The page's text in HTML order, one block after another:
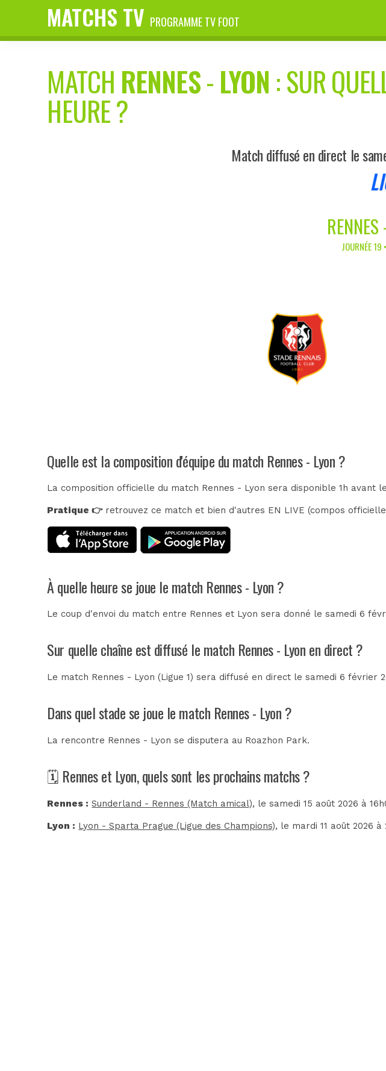
MATCHS TV PROGRAMME TV FOOT
MATCH RENNES-LYON : SUR
HEURE ?
Match diffusé en direct le
JOURNÉE 19
Quelle est la composition d'équipe du match Rennes - Lyon ?
La composition officielle du match Rennes - Lyon sera disponible 1h avant
Pratique 👉retrouvez ce match et bien d'autres EN LIVE (compos
À quelle heure se joue le match Rennes - Lyon ?
Le coup d'envoi du match entre Rennes et Lyon sera donné le samedi 6
Sur quelle chaîne est diffusé le match Rennes - Lyon en direct ?
Le match Rennes - Lyon (Ligue 1) sera diffusé en direct le samedi 6 février
Dans quel stade se joue le match Rennes - Lyon ?
La rencontre Rennes - Lyon se disputera au Roazhon Park.
🗓️ Rennes et Lyon, quels sont les prochains matchs ?
Rennes : Sunderland - Rennes (Match amical), le samedi 15 août 2026 à
Lyon : Lyon - Sparta Prague (Ligue des Champions), le mardi 11 août 2026 à